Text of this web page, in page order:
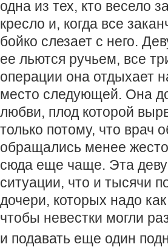
одна из тех, кто весело
кресло и, когда все
бойко слезает с него.
ее льются ручьем, все
операции она отдыхает
место следующей. Она
любви, плод которой
только потому, что врач
обращались менее
сюда еще чаще. Эта
ситуации, что и тысячи
дочери, которых надо
чтобы невестки могли
и подавать еще один